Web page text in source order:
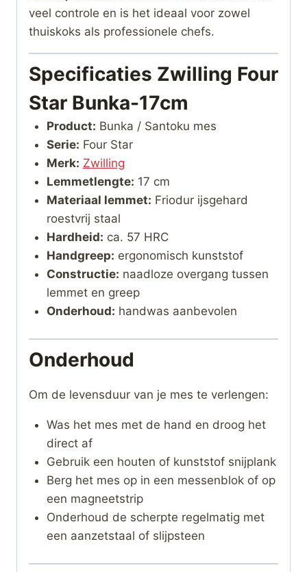
veel controle en is het ideaal voor zowel
thuiskoks als professionele chefs.
Specificaties Zwilling Four
Star Bunka-17cm
Product: Bunka / Santoku mes
Serie: Four Star
Merk: Zwilling
Lemmetlengte: 17 cm
Materiaal lemmet: Friodur ijsgehard
roestvrij staal
Hardheid: ca. 57 HRC
Handgreep: ergonomisch kunststof
Constructie: naadloze overgang tussen
lemmet en greep
Onderhoud: handwas aanbevolen
Onderhoud
Om de levensduur van je mes te verlengen:
Was het mes met de hand en droog het
direct af
Gebruik een houten of kunststof snijplank
Berg het mes op in een messenblok of op
een magneetstrip
Onderhoud de scherpte regelmatig met
een aanzetstaal of slijpsteen